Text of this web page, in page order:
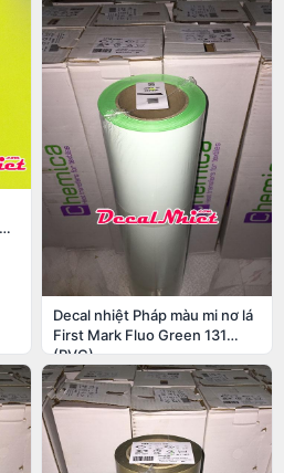
Decal nhiệt Pháp màu mi nơ lá
First Mark Fluo Green 131
(PVC)